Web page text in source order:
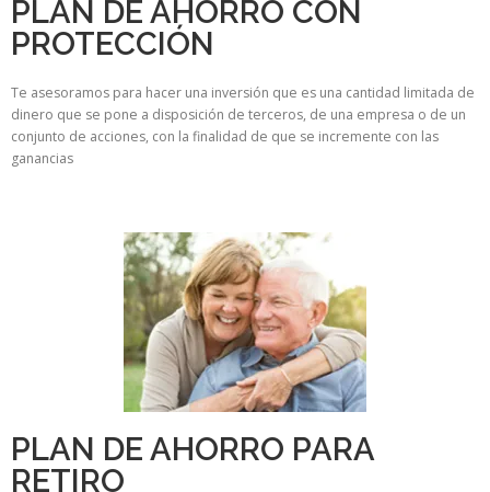
PLAN DE AHORRO CON
PROTECCIÓN
Te asesoramos para hacer una inversión que es una cantidad limitada de
dinero que se pone a disposición de terceros, de una empresa o de un
conjunto de acciones, con la finalidad de que se incremente con las
ganancias
PLAN DE AHORRO PARA
RETIRO